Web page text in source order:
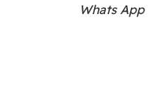
Whats App